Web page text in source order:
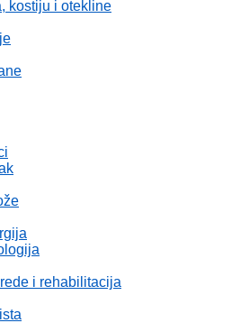
kostiju i otekline
i rehabilitacija